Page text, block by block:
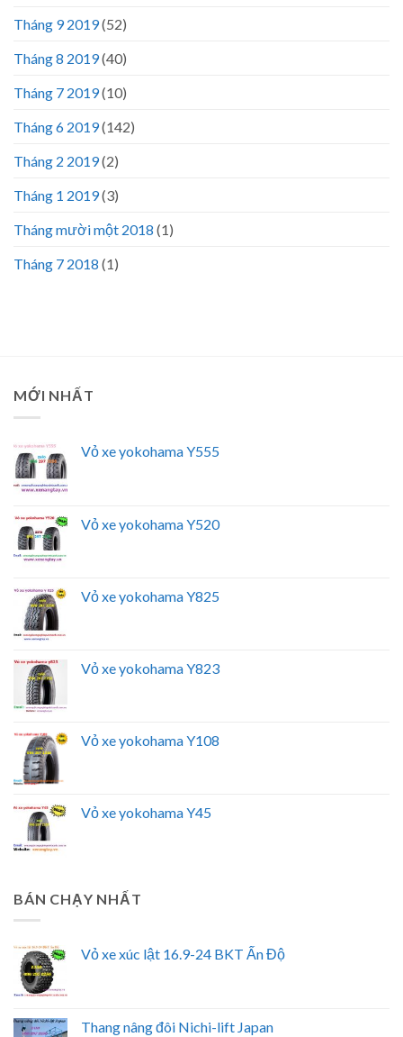
Tháng 9 2019(52)
Tháng 8 2019(40)
Tháng 7 2019(10)
Tháng 6 2019(142)
Tháng 2 2019(2)
Tháng 1 2019(3)
Tháng mười một 2018 (1)
Tháng 7 2018 (1)
MỚI NHẤT
Vỏ xe yokohama Y555
Vỏ xe yokohama Y520
Vỏ xe yokohama Y825
Vỏ xe yokohama Y823
Vỏ xe yokohama Y108
Vỏ xe yokohama Y45
BÁN CHẠY NHẤT
Vỏ xe xúc lật 16.9-24 BKT Ấn Độ
Thang nâng đôi Nichi-lift Japan